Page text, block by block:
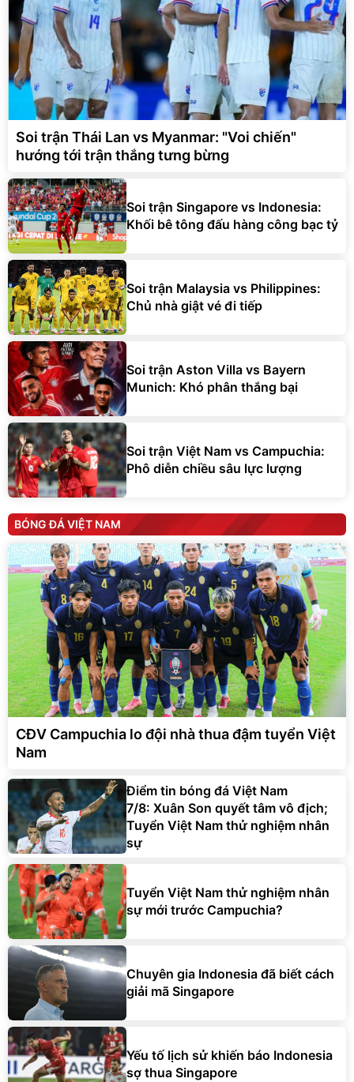
Soi trận Thái Lan vs Myanmar: "Voi chiến"
hướng tới trận thắng tưng bừng
Soi trận Singapore vs Indonesia:
Khối bê tông đấu hàng công bạc tỷ
Soi trận Malaysia vs Philippines:
Chủ nhà giật vé đi tiếp
Soi trận Aston Villa vs Bayern
Munich: Khó phân thắng bại
Soi trận Việt Nam vs Campuchia:
Phô diễn chiều sâu lực lượng
BÓNG ĐÁ VIỆT NAM
CĐV Campuchia lo đội nhà thua đậm tuyển Việt
Nam
Điểm tin bóng đá Việt Nam
7/8: Xuân Son quyết tâm vô địch;
Tuyển Việt Nam thử nghiệm nhân
sự
Tuyển Việt Nam thử nghiệm nhân
sự mới trước Campuchia?
Chuyên gia Indonesia đã biết cách
giải mã Singapore
Yếu tố lịch sử khiến báo Indonesia
sợ thua Singapore